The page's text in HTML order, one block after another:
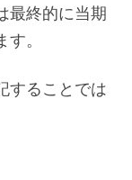
最終的に当期
。
することでは